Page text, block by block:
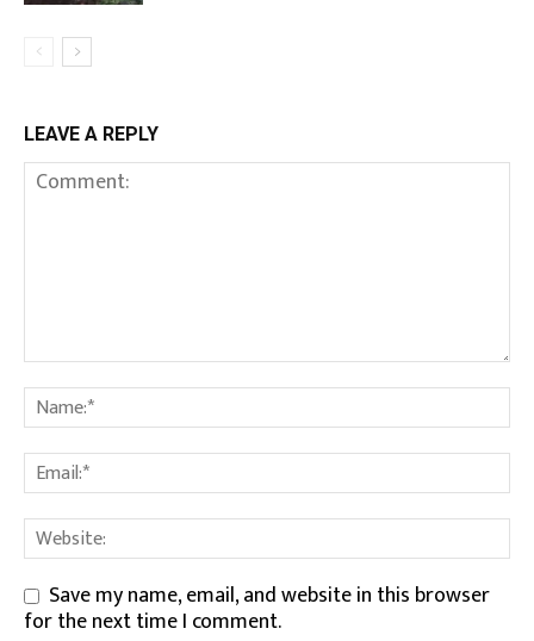
LEAVE A REPLY
Save my name, email, and website in this browser
for the next time I comment.